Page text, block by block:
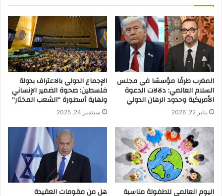
المغرب طرفًا مؤسسًا في مجلس
السلام العالمي: دلالات الدعوة
الأمريكية وحدود الرهان الدولي
يناير 22, 2026
الإجماع الدولي بالاعتراف بدولة
فلسطين: صحوة الضمير الإنساني
ونهاية أسطورة “الشعب المختار”
سبتمبر 24, 2025
اليوم العالمي للطفولة مناسبة هل من مقومات العقيدة